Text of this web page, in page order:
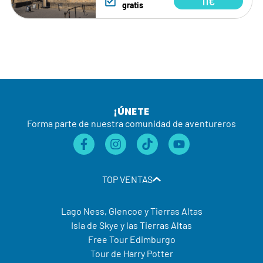
gratis
¡ÚNETE
Forma parte de nuestra comunidad de aventureros
TOP VENTAS
Lago Ness, Glencoe y Tierras Altas
Isla de Skye y las Tierras Altas
Free Tour Edimburgo
Tour de Harry Potter